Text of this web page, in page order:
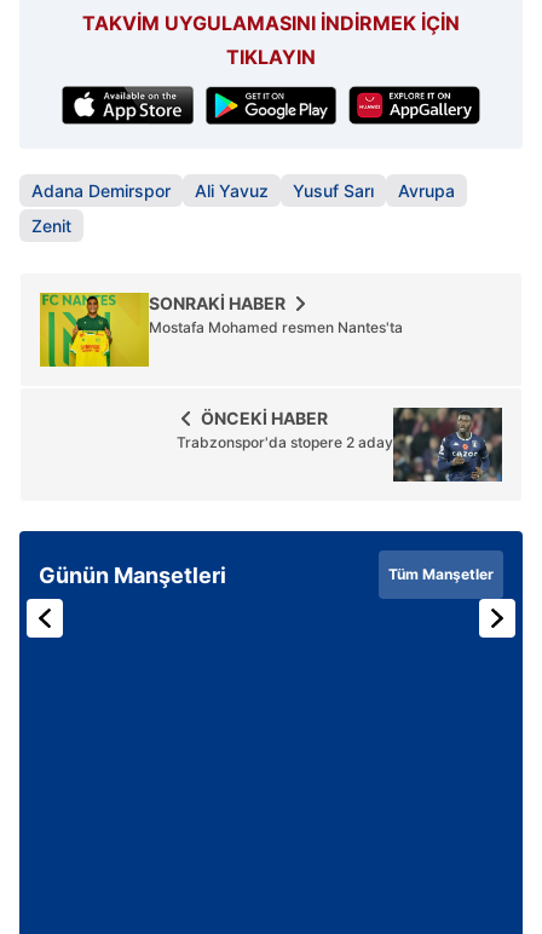
TAKVİM UYGULAMASINI İNDİRMEK İÇİN
TIKLAYIN
Adana Demirspor Ali Yavuz Yusuf Sarı
Avrupa
Zenit
SONRAKİ HABER
Mostafa Mohamed resmen Nantes'ta
ÖNCEKİ HABER
Trabzonspor'da stopere 2 aday
Günün Manşetleri Tüm Manşetler